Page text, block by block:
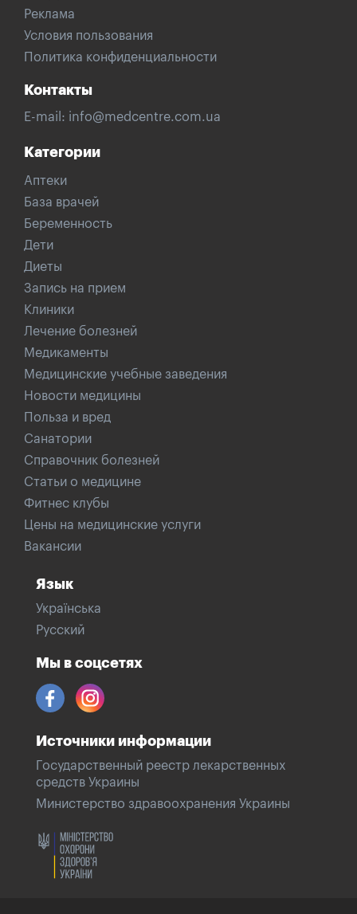
Реклама
Условия пользования
Политика конфиденциальности
Контакты
E-mail: info@medcentre.com.ua
Категории
Аптеки
База врачей
Беременность
Дети
Диеты
Запись на прием
Клиники
Лечение болезней
Медикаменты
Медицинские учебные заведения
Новости медицины
Польза и вред
Санатории
Справочник болезней
Статьи о медицине
Фитнес клубы
Цены на медицинские услуги
Вакансии
Язык
Українська
Русский
Мы в соцсетях
Источники информации
Государственный реестр лекарственных
средств Украины
Министерство здравоохранения Украины